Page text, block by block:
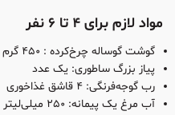
مواد لازم برای ۴ تا ۶ نفر
گوشت گوساله چرخ‌کرده : ۴۵۰ گرم
پیاز بزرگ ساطوری: یک عدد
رب گوجه‌فرنگی: ۴ قاشق غذاخوری
آب مرغ یک پیمانه: ۲۵۰ میلی‌لیتر